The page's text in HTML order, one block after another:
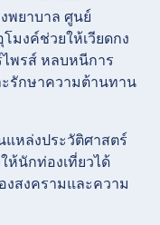
พยาบาล ศูนย์
มงค์ช่วยให้เวียดกง
พรส์ หลบหนีการ
ะรักษาความต้านทาน
แหล่งประวัติศาสตร์
ห้นักท่องเที่ยวได้
งสงครามและความ